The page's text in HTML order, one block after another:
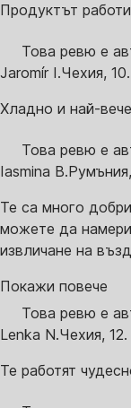
Продуктът
Това ревю е
Jaromír I.Чехия,
Хладно и най-
Това ревю е
Iasmina B.Румъния,
Те са много
можете да
извличане на
Покажи повече
Това ревю е
Lenka N.Чехия,
Те работят